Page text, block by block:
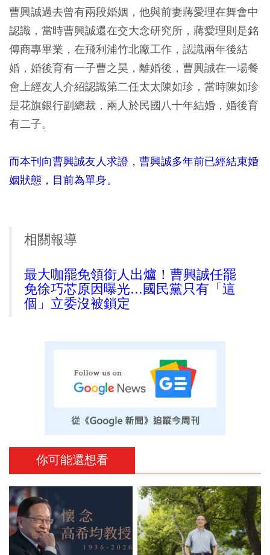
曹興誠過去曾有兩段婚姻，他與前妻蔣愛理在舞會中
認識，當時曹興誠還在交大念研究所，蔣愛理則是銘
傳商專畢業，在飛利浦竹北廠工作，認識兩年後結
婚，婚後育有一子曹之昊，離婚後，曹興誠在一場餐
會上經友人介紹認識第二任太太陳如珍，當時陳如珍
是花旗銀行副總裁，兩人於民國八十年結婚，婚後育
有二子。
而本刊向曹興誠友人求證，曹興誠多年前已經結束婚
姻狀態，目前為單身。
相關報導
最大咖罷免領銜人出爐！曹興誠任罷
免徐巧芯原因曝光...國民黨只有「這
個」立委沒被鎖定
你可能還想看